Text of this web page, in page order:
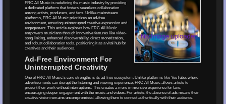
FRC All Music is redefining the music industry by providing
a dedicated platform that fosters seamless collaboration
among artists, producers, and fans. Unlike mainstream
platforms, FRC All Music prioritizes an ad-free
environment, ensuring uninterrupted creative expression and
engagement. This article explores how FRC All Music
empowers musicians through innovative features like video-
song linking, enhanced discoverability, direct monetization,
and robust collaboration tools, positioning it as a vital hub for
creatives and their audiences.
Ad-Free Environment For
Uninterrupted Creativity
One of FRC All Music’s core strengths is its ad-free ecosystem. Unlike platforms like YouTube, where
advertisements can disrupt the listening and viewing experience, FRC All Music allows artists to
present their work without interruptions. This creates a more immersive experience for fans,
encouraging deeper engagement with the music and videos. For artists, the absence of ads means their
creative vision remains uncompromised, allowing them to connect authentically with their audience.